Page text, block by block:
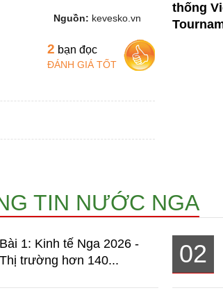
Nguồn: kevesko.vn
2 bạn đọc
ĐÁNH GIÁ TỐT
thống
TIN NƯỚC NGA
Bài 1: Kinh tế Nga 2026 -
Thị trường hơn 140...
02